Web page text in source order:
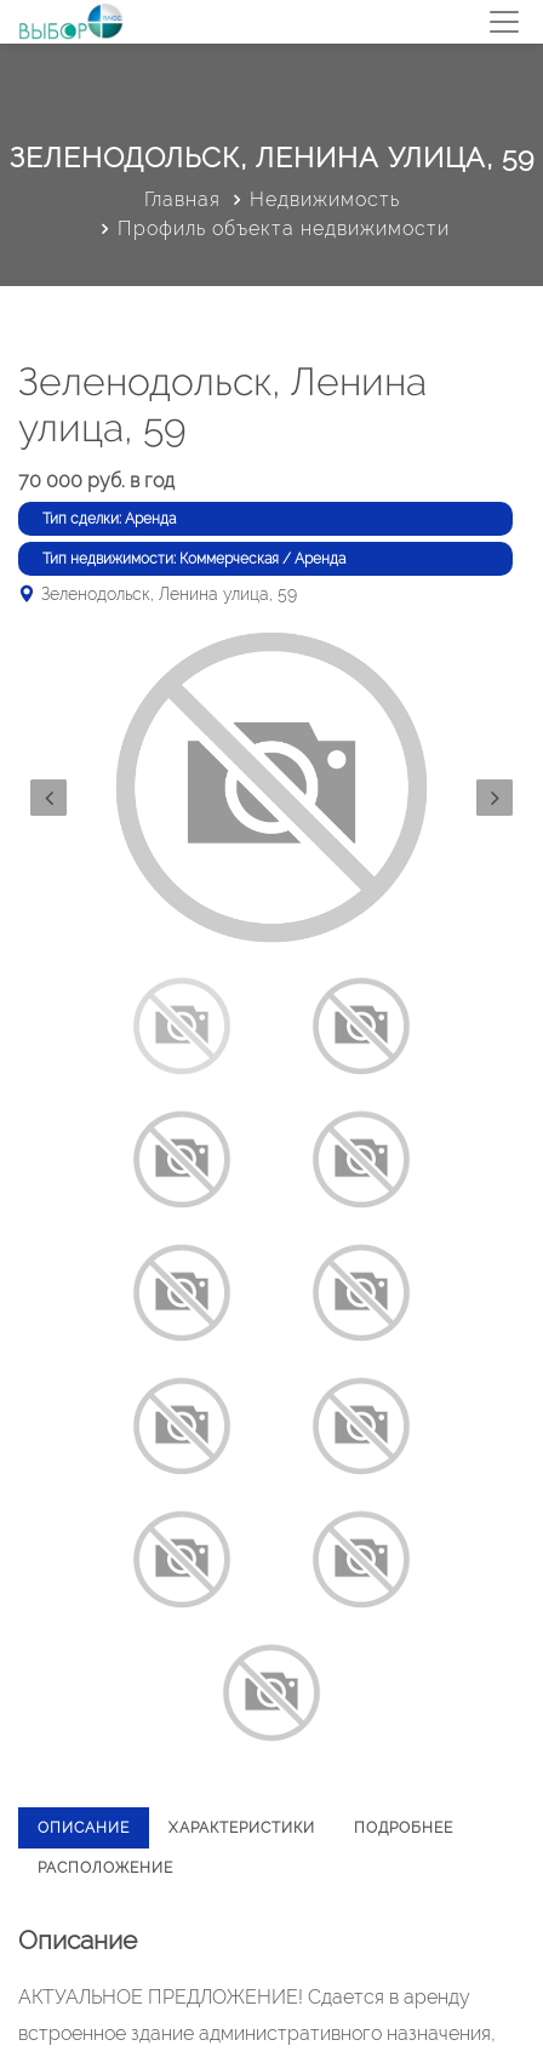
ЗЕЛЕНОДОЛЬСК, ЛЕНИНА УЛИЦА, 59
Главная
Недвижимость
Профиль объекта недвижимости
Зеленодольск, Ленина
улица, 59
70 000 руб. в год
Тип сделки: Аренда
Тип недвижимости: Коммерческая / Аренда
Зеленодольск, Ленина улица, 59
ОПИСАНИЕ ХАРАКТЕРИСТИКИ ПОДРОБНЕЕ
РАСПОЛОЖЕНИЕ
Описание
АКТУАЛЬНОЕ ПРЕДЛОЖЕНИЕ! Сдается в аренду
встроенное здание административного назначения,